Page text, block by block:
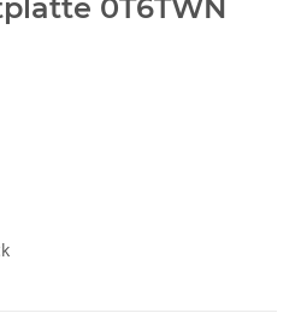
0T6TWN